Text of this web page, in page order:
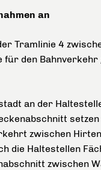
an
Tramlinie 4
den
an der
setzen
zwischen
die Haltestellen
zwischen